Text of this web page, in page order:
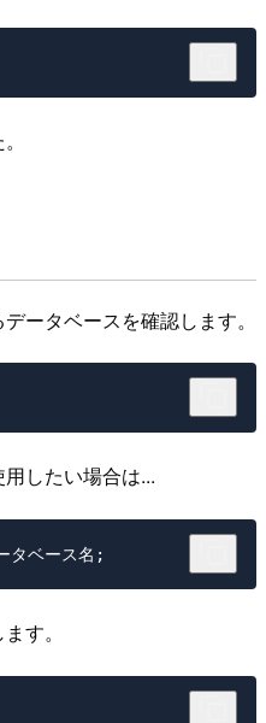
ータベースを確認します。
したい場合は...
す。